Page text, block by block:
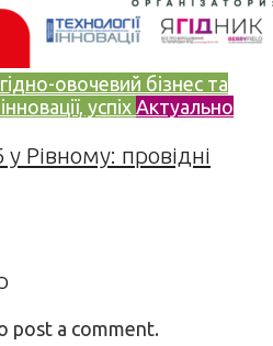
овочевий бізнес та
успіх Актуально
Рівному: провідні
post a comment.